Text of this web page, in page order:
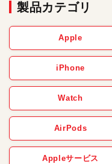
製品カテゴリ
Apple
iPhone
Watch
AirPods
Appleサービス